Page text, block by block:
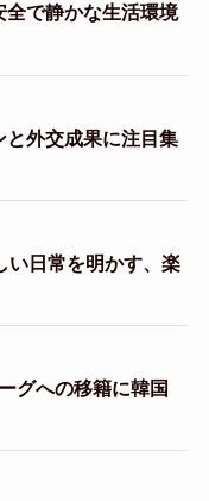
全で静かな生活環境
外交成果に注目集
い日常を明かす、楽
グへの移籍に韓国